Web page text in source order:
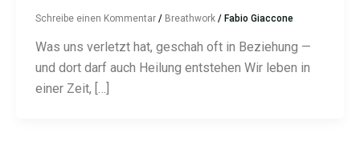
Schreibe einen Kommentar / Breathwork / Fabio Giaccone
Was uns verletzt hat, geschah oft in Beziehung —
und dort darf auch Heilung entstehen Wir leben in
einer Zeit, […]